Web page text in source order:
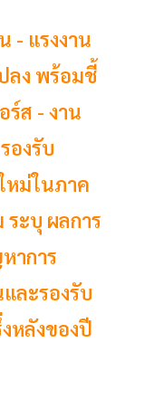
- แรงงาน
ลง พร้อมชี้
ร์ส - งาน
องรับ
หม่ในภาค
ะบุ ผลการ
าการ
ละรองรับ
หลังของปี